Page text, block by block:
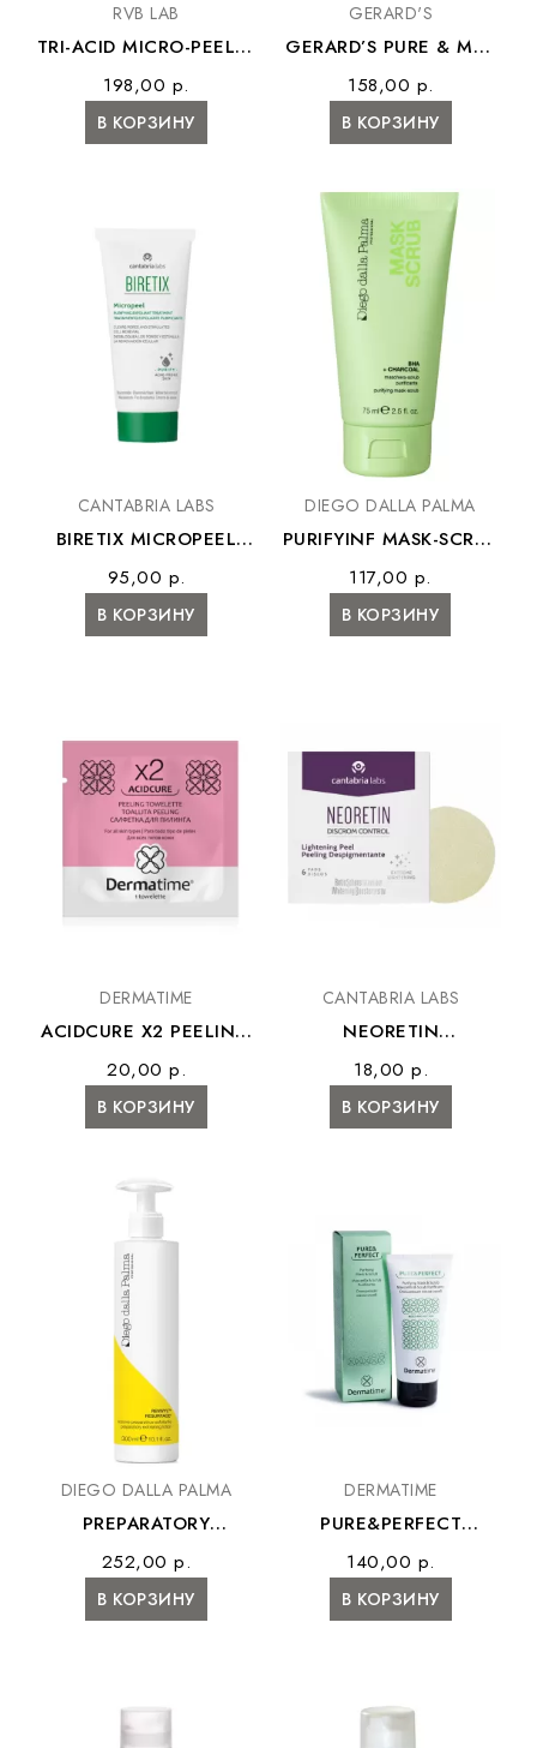
RVB LAB
TRI-ACID MICRO-PEEL –
Микропилинг
концентрат
198,00 р.
В КОРЗИНУ
GERARD'S
GERARD’S PURE & MAT
MASK – Мгновенно
очищающая маска для
лица
158,00 р.
В КОРЗИНУ
CANTABRIA LABS
BIRETIX MICROPEEL
PURIFYING EXFOLIANT
– Очищающий скраб-...
95,00 р.
В КОРЗИНУ
DIEGO DALLA PALMA
PURIFYINF MASK-SCRUB
– Очищающая маска-
скраб
117,00 р.
В КОРЗИНУ
DERMATIME
ACIDCURE X2 PEELING
TOWELETTEL –
Салфетка для пилинга
20,00 р.
В КОРЗИНУ
CANTABRIA LABS
NEORETIN
LIGHTENING PEEL –
Диски косметические с
пропиткой
18,00 р.
В КОРЗИНУ
DIEGO DALLA PALMA
PREPARATORY
EXFOLIATING LOTION
– Лосьон с AHA
кислотами
252,00 р.
В КОРЗИНУ
DERMATIME
PURE&PERFECT
PURIFYING MASK &
SCRUB – Очищающая
маска-скраб
140,00 р.
В КОРЗИНУ